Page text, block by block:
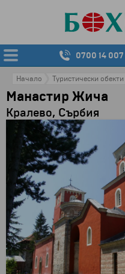
0700 14 007
Начало Туристически обекти
Манастир Жича
Кралево, Сърбия